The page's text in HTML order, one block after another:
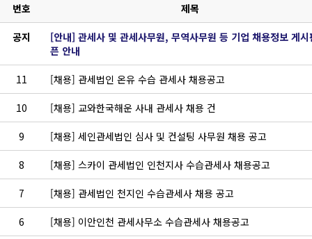
번호 제목
공지
[안내] 관세사 및 관세사무원, 무역사무원 등 기업 채용정보 게시
픈 안내
11 [채용] 관세법인 온유 수습 관세사 채용공고
10 [채용] 교와한국해운 사내 관세사 채용 건
9 [채용] 세인관세법인 심사 및 컨설팅 사무원 채용 공고
8 [채용] 스카이 관세법인 인천지사 수습관세사 채용공고
7 [채용] 관세법인 천지인 수습관세사 채용 공고
6 [채용] 이안인천 관세사무소 수습관세사 채용공고